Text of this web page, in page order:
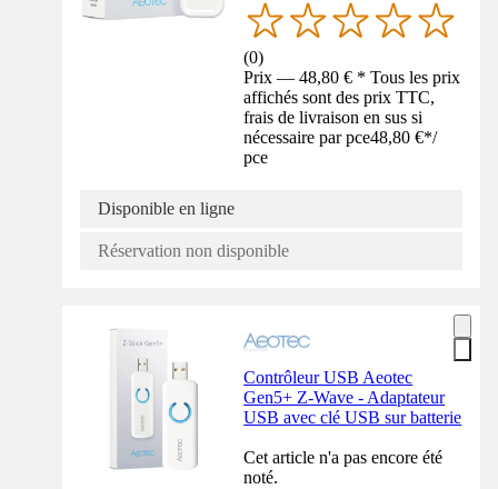
(0)
Prix — 48,80 € * Tous les prix
affichés sont des prix TTC,
frais de livraison en sus si
nécessaire par pce48,80 €*/
pce
Disponible en ligne
Réservation non disponible
Contrôleur USB Aeotec
Gen5+ Z-Wave - Adaptateur
USB avec clé USB sur batterie
Cet article n'a pas encore été
noté.